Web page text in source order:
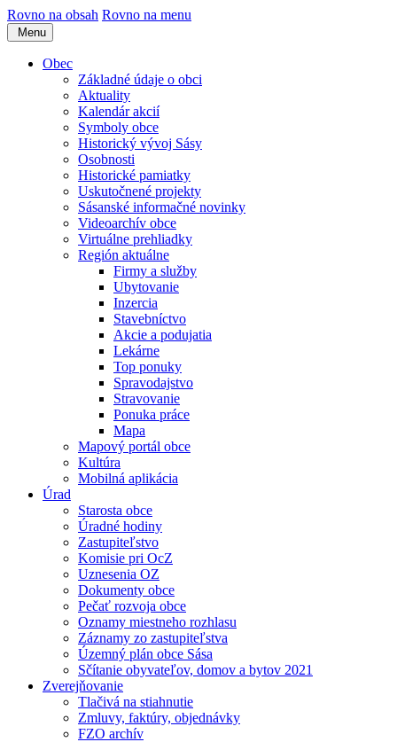
Rovno na obsah Rovno na menu
Menu
Obec
Základné údaje o obci
Aktuality
Kalendár akcií
Symboly obce
Historický vývoj Sásy
Osobnosti
Historické pamiatky
Uskutočnené projekty
Sásanské informačné novinky
Videoarchív obce
Virtuálne prehliadky
Región aktuálne
Firmy a služby
Ubytovanie
Inzercia
Stavebníctvo
Akcie a podujatia
Lekárne
Top ponuky
Spravodajstvo
Stravovanie
Ponuka práce
Mapa
Mapový portál obce
Kultúra
Mobilná aplikácia
Úrad
Starosta obce
Úradné hodiny
Zastupiteľstvo
Komisie pri OcZ
Uznesenia OZ
Dokumenty obce
Pečať rozvoja obce
Oznamy miestneho rozhlasu
Záznamy zo zastupiteľstva
Územný plán obce Sása
Sčítanie obyvateľov, domov a bytov 2021
Zverejňovanie
Tlačivá na stiahnutie
Zmluvy, faktúry, objednávky
FZO archív